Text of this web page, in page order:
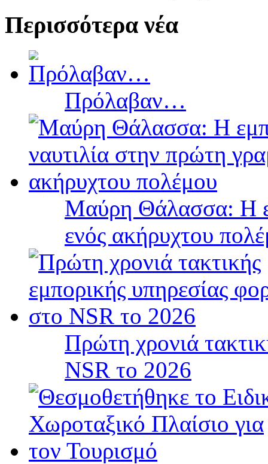
Περισσότερα νέα
Πρόλαβαν…
Μαύρη Θάλασσα: Η
ενός ακήρυχτου
Πρώτη χρονιά
NSR το 2026